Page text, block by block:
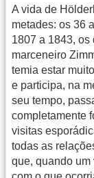
A vida de
metades: os 36
1807 a 1843,
marceneiro
temia estar
e participa, na
seu tempo,
completamente
visitas
todas as
que, quando